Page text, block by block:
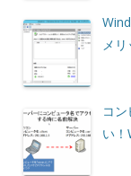
メ
コ
い